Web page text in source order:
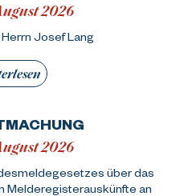
2026
Josef Lang
2026
über das
Melderegisterauskünfte an